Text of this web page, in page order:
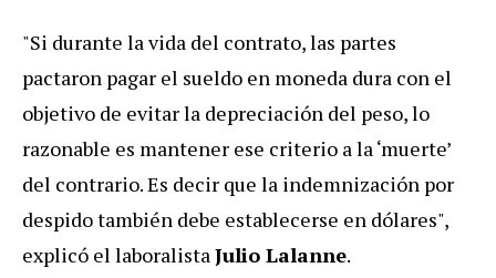
"Si durante la vida del contrato, las partes
pactaron pagar el sueldo en moneda dura con el
objetivo de evitar la depreciación del peso, lo
razonable es mantener ese criterio a la ‘muerte’
del contrario. Es decir que la indemnización por
despido también debe establecerse en dólares",
explicó el laboralistaJulio Lalanne.